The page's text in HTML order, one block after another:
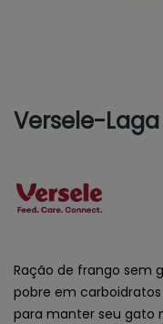
Versele-
Ração de frango sem
pobre em
para manter seu gato